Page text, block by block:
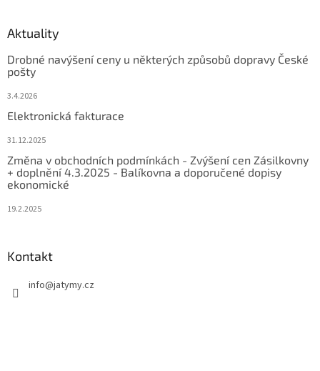
Aktuality
Drobné navýšení ceny u některých způsobů dopravy České
pošty
3.4.2026
Elektronická fakturace
31.12.2025
Změna v obchodních podmínkách - Zvýšení cen Zásilkovny
+ doplnění 4.3.2025 - Balíkovna a doporučené dopisy
ekonomické
19.2.2025
Kontakt
info@jatymy.cz